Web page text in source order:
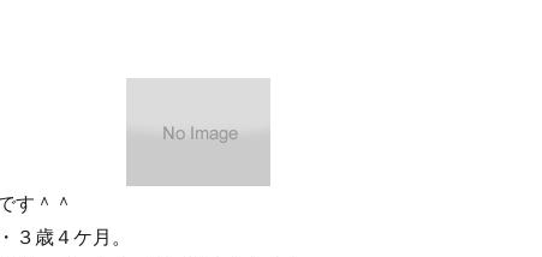
す＾＾
３歳４ケ月。